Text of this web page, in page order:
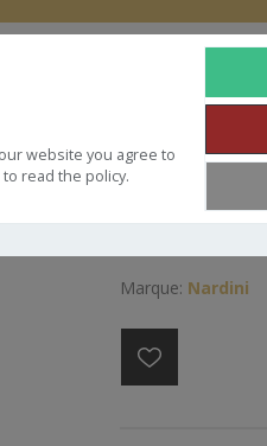
website you agree to
read the policy.
NARDINI
Marque: Nardini